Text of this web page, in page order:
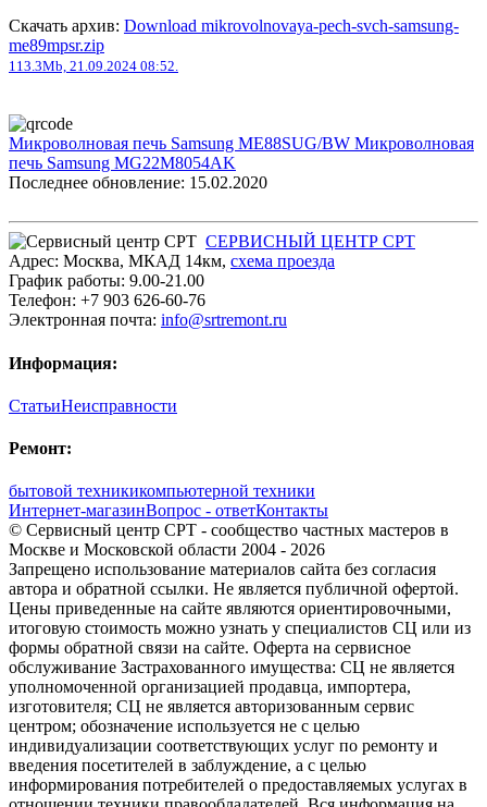
Скачать архив: Download mikrovolnovaya-pech-svch-samsung-
me89mpsr.zip
113.3Mb, 21.09.2024 08:52.
Микроволновая печь Samsung ME88SUG/BW Микроволновая
печь Samsung MG22M8054AK
Последнее обновление: 15.02.2020
СЕРВИСНЫЙ ЦЕНТР СРТ
Адрес: Москва, МКАД 14км, cхема проезда
График работы: 9.00-21.00
Телефон: +7 903 626-60-76
Электронная почта: info@srtremont.ru
Информация:
СтатьиНеисправности
Ремонт:
бытовой техникикомпьютерной техники
Интернет-магазинВопрос - ответКонтакты
© Сервисный центр СРТ - сообщество частных мастеров в
Москве и Московской области 2004 - 2026
Запрещено использование материалов сайта без согласия
автора и обратной ссылки. Не является публичной офертой.
Цены приведенные на сайте являются ориентировочными,
итоговую стоимость можно узнать у специалистов СЦ или из
формы обратной связи на сайте. Оферта на сервисное
обслуживание Застрахованного имущества: СЦ не является
уполномоченной организацией продавца, импортера,
изготовителя; СЦ не является авторизованным сервис
центром; обозначение используется не с целью
индивидуализации соответствующих услуг по ремонту и
введения посетителей в заблуждение, а с целью
информирования потребителей о предоставляемых услугах в